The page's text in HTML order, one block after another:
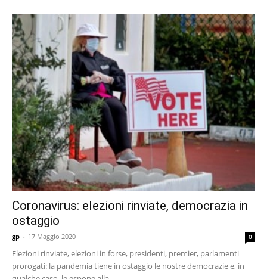
Coronavirus: elezioni rinviate, democrazia in
ostaggio
gp - 17 Maggio 2020 0
Elezioni rinviate, elezioni in forse, presidenti, premier, parlamenti
prorogati: la pandemia tiene in ostaggio le nostre democrazie e, in